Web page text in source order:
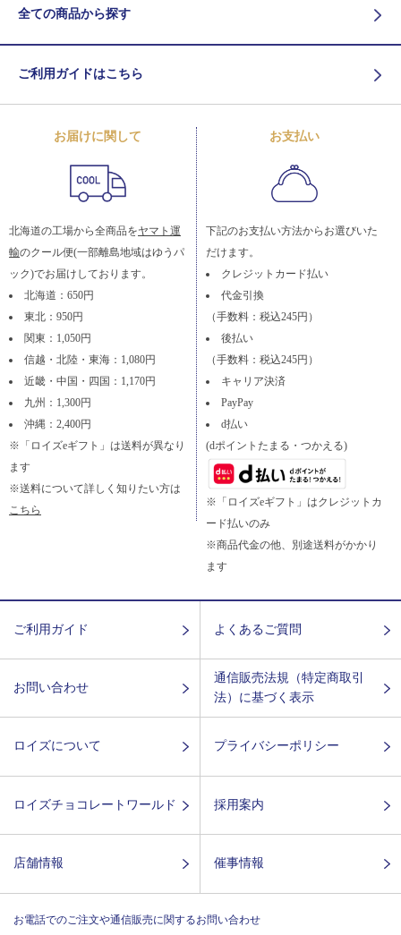
全ての商品から探す
ご利用ガイドはこちら
お届けに関して
北海道の工場から全商品をヤマト運
輸のクール便(一部離島地域はゆうパ
ック)でお届けしております。
北海道：650円
東北：950円
関東：1,050円
信越・北陸・東海：1,080円
近畿・中国・四国：1,170円
九州：1,300円
沖縄：2,400円
※「ロイズeギフト」は送料が異なり
ます
※送料について詳しく知りたい方は
こちら
お支払い
下記のお支払い方法からお選びいた
だけます。
クレジットカード払い
代金引換
（手数料：税込245円）
後払い
（手数料：税込245円）
キャリア決済
PayPay
d払い
(dポイントたまる・つかえる)
※「ロイズeギフト」はクレジットカ
ード払いのみ
※商品代金の他、別途送料がかかり
ます
ご利用ガイド よくあるご質問
お問い合わせ
通信販売法規（特定商取引
法）に基づく表示
ロイズについて プライバシーポリシー
ロイズチョコレートワールド 採用案内
店舗情報 催事情報
お電話でのご注文や通信販売に関するお問い合わせ